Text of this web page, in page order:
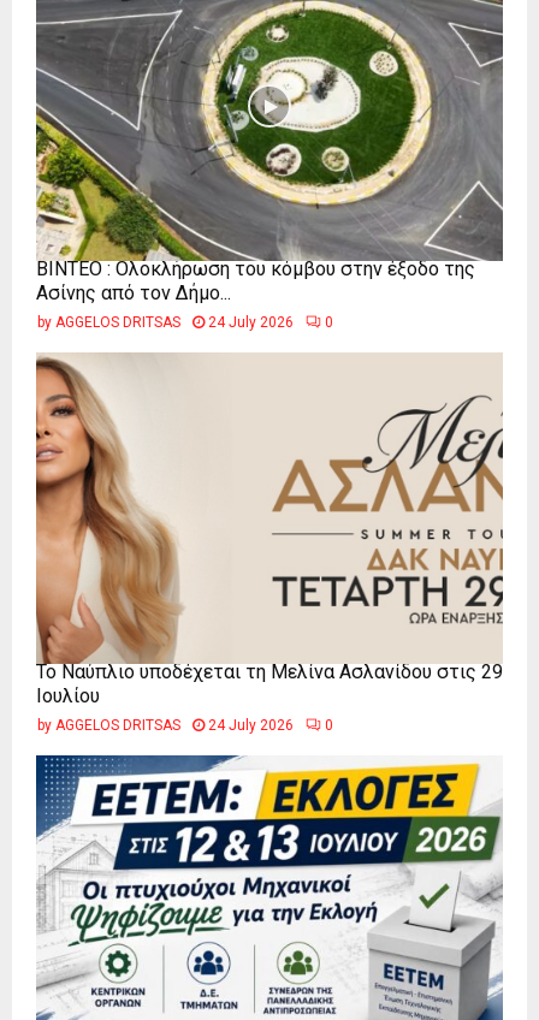
ΒΙΝΤΕΟ : Ολοκλήρωση του κόμβου στην έξοδο της
Ασίνης από τον Δήμο...
by AGGELOS DRITSAS 24 July 2026 0
Το Ναύπλιο υποδέχεται τη Μελίνα Ασλανίδου στις 29
Ιουλίου
by AGGELOS DRITSAS 24 July 2026 0